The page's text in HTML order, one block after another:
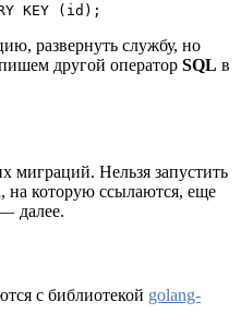
KEY (id);
развернуть службу, но
другой оператор SQL в
миграций. Нельзя запустить
на которую ссылаются, еще
далее.
с библиотекой golang-